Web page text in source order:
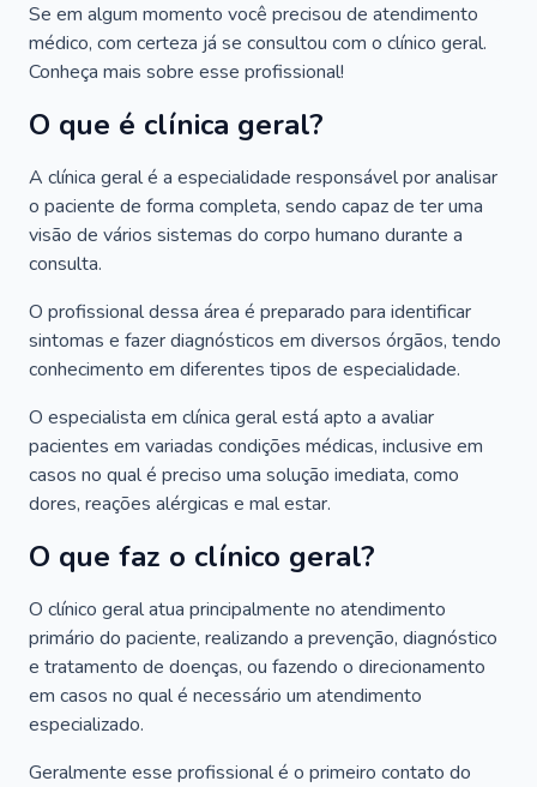
Se em algum momento você precisou de atendimento
médico, com certeza já se consultou com o clínico geral.
Conheça mais sobre esse profissional!
O que é clínica geral?
A clínica geral é a especialidade responsável por analisar
o paciente de forma completa, sendo capaz de ter uma
visão de vários sistemas do corpo humano durante a
consulta.
O profissional dessa área é preparado para identificar
sintomas e fazer diagnósticos em diversos órgãos, tendo
conhecimento em diferentes tipos de especialidade.
O especialista em clínica geral está apto a avaliar
pacientes em variadas condições médicas, inclusive em
casos no qual é preciso uma solução imediata, como
dores, reações alérgicas e mal estar.
O que faz o clínico geral?
O clínico geral atua principalmente no atendimento
primário do paciente, realizando a prevenção, diagnóstico
e tratamento de doenças, ou fazendo o direcionamento
em casos no qual é necessário um atendimento
especializado.
Geralmente esse profissional é o primeiro contato do